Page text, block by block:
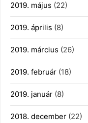
2019. május (22)
2019. április (8)
2019. március (26)
2019. február (18)
2019. január (8)
2018. december (22)